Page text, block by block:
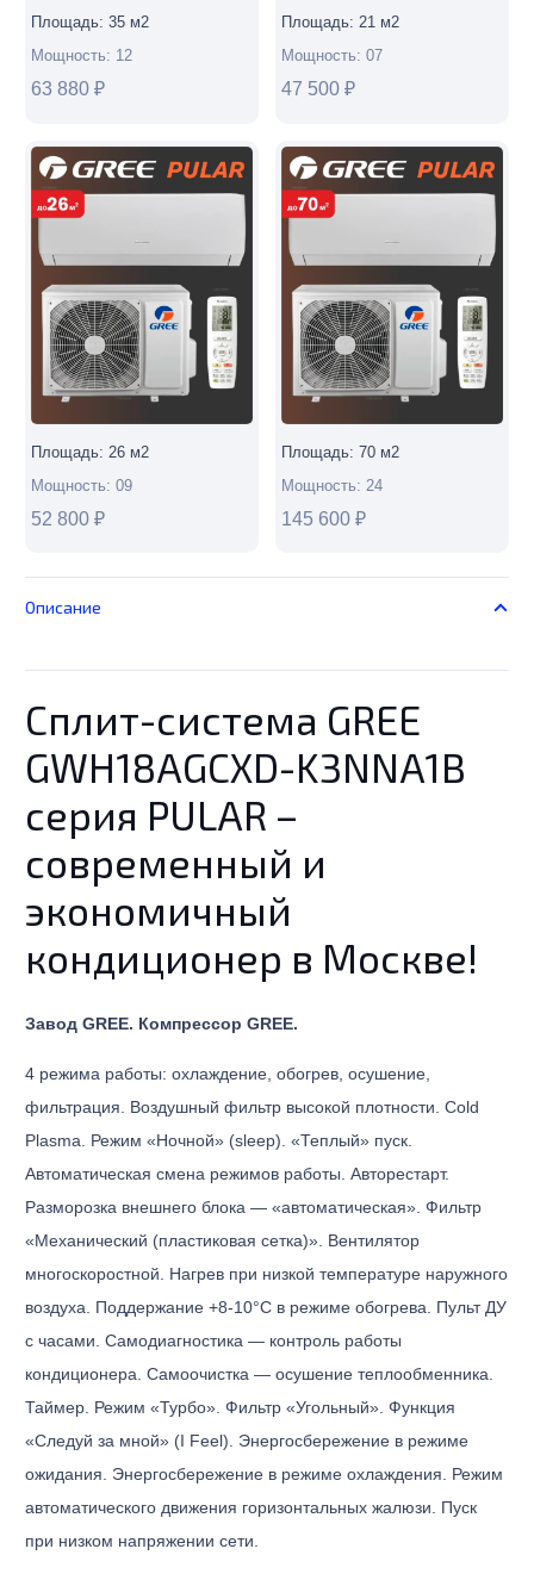
Площадь: 35 м2
Мощность: 12
63 880 ₽
Площадь: 21 м2
Мощность: 07
47 500 ₽
Площадь: 26 м2
Мощность: 09
52 800 ₽
Площадь: 70 м2
Мощность: 24
145 600 ₽
Описание
Сплит-система GREE
GWH18AGCXD-K3NNA1B
серия PULAR –
современный и
экономичный
кондиционер в Москве!
Завод GREE. Компрессор GREE.
4 режима работы: охлаждение, обогрев, осушение,
фильтрация. Воздушный фильтр высокой плотности. Cold
Plasma. Режим «Ночной» (sleep). «Теплый» пуск.
Автоматическая смена режимов работы. Авторестарт.
Разморозка внешнего блока — «автоматическая». Фильтр
«Механический (пластиковая сетка)». Вентилятор
многоскоростной. Нагрев при низкой температуре наружного
воздуха. Поддержание +8-10°С в режиме обогрева. Пульт ДУ
с часами. Самодиагностика — контроль работы
кондиционера. Самоочистка — осушение теплообменника.
Таймер. Режим «Турбо». Фильтр «Угольный». Функция
«Следуй за мной» (I Feel). Энергосбережение в режиме
ожидания. Энергосбережение в режиме охлаждения. Режим
автоматического движения горизонтальных жалюзи. Пуск
при низком напряжении сети.